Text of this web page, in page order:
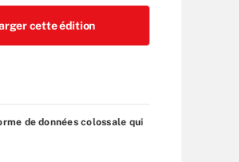
cette édition
de données colossale qui